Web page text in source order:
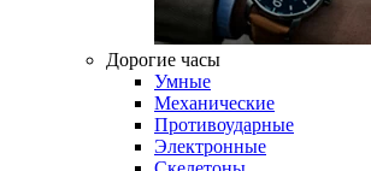
Дорогие часы
Умные
Механические
Противоударные
Электронные